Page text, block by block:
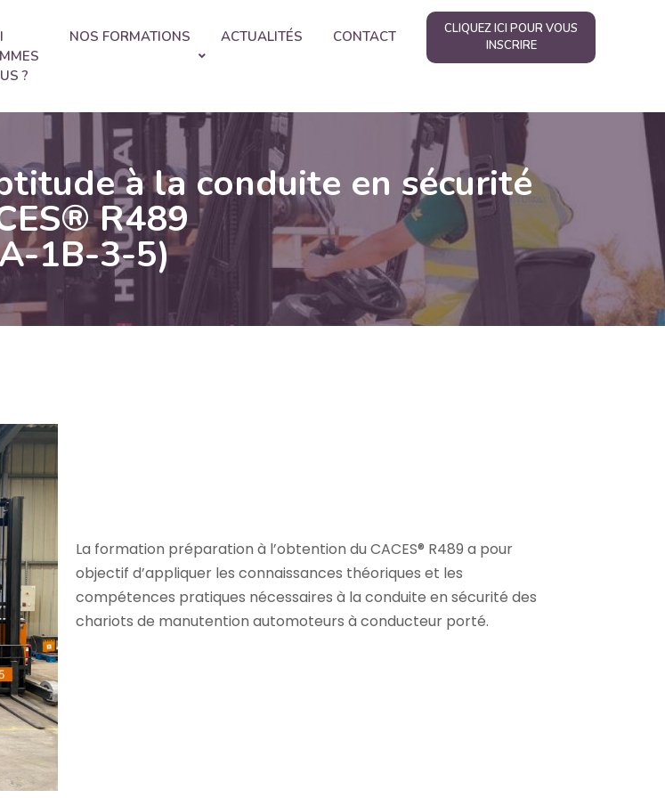
?
NOS FORMATIONS ACTUALITÉS CONTACT
CLIQUEZ ICI POUR VOUS
INSCRIRE
à la conduite en sécurité
R489
1B-3-5)
La formation préparation à l’obtention du CACES® R489 a pour
objectif d’appliquer les connaissances théoriques et les
compétences pratiques nécessaires à la conduite en sécurité des
chariots de manutention automoteurs à conducteur porté.